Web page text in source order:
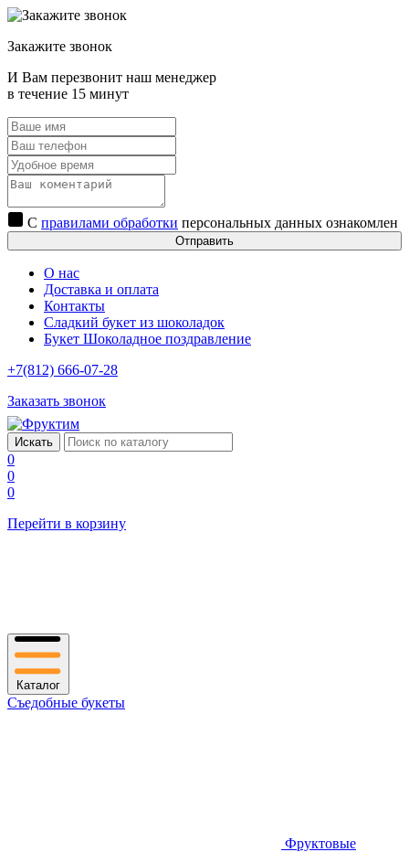
Закажите звонок
И Вам перезвонит наш менеджер
в течение 15 минут
С правилами обработки персональных данных ознакомлен
Отправить
О нас
Доставка и оплата
Контакты
Сладкий букет из шоколадок
Букет Шоколадное поздравление
+7(812) 666-07-28
Заказать звонок
0
0
0
Перейти в корзину
Каталог
Съедобные букеты
Фруктовые